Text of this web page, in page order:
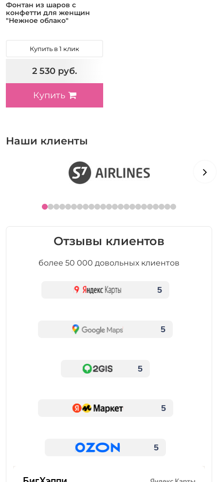
Фонтан из шаров с
конфетти для женщин
"Нежное облако"
Купить в 1 клик
2 530 руб.
Купить
Наши клиенты
Отзывы клиентов
более 50 000 довольных клиентов
5
5
5
5
5